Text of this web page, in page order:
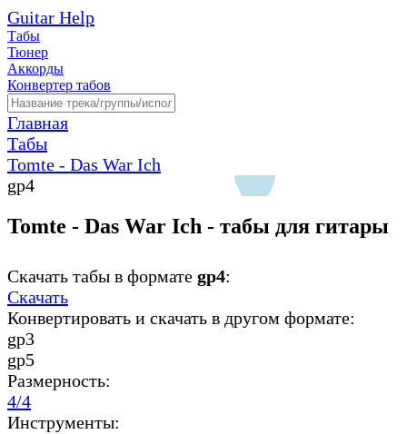
Guitar Help
Табы
Тюнер
Аккорды
Конвертер табов
Главная
Табы
Tomte - Das War Ich
gp4
Tomte - Das War Ich - табы для гитары
Скачать табы в формате gp4:
Скачать
Конвертировать и скачать в другом формате:
gp3
gp5
Размерность:
4/4
Инструменты: